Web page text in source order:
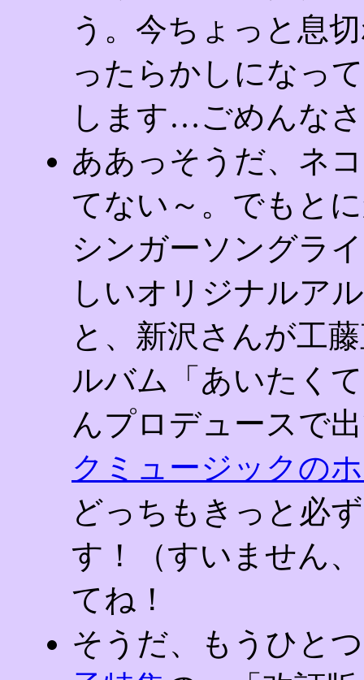
う。今ちょっと息
ったらかしになっ
します…ごめんな
ああっそうだ、ネ
てない～。でもと
シンガーソングラ
しいオリジナルア
と、新沢さんが工
ルバム「あいたく
んプロデュースで
クミュージックの
どっちもきっと必
す！（すいません
てね！
そうだ、もうひと